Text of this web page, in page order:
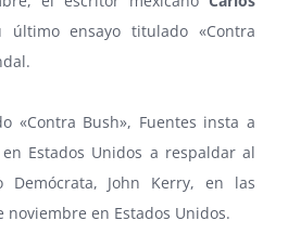
último ensayo titulado «Contra
«Contra Bush», Fuentes insta a
Estados Unidos a respaldar al
Demócrata, John Kerry, en las
noviembre en Estados Unidos.